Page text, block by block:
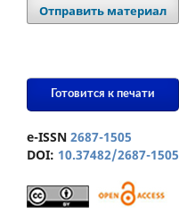
Отправить материал
Готовится к печати
e-ISSN 2687-1505
DOI: 10.37482/2687-1505